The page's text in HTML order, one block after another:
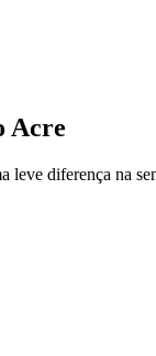
Acre
diferença na